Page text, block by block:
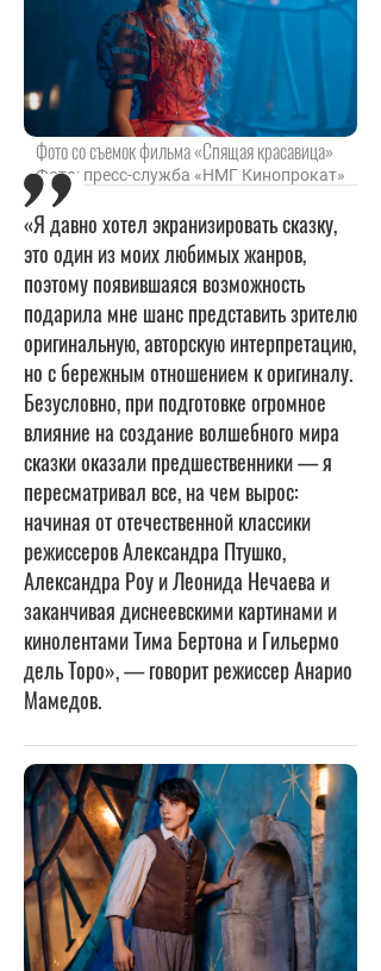
Фото со съемок фильма «Спящая красавица»
Фото: пресс-служба «НМГ Кинопрокат»
«Я давно хотел экранизировать сказку,
это один из моих любимых жанров,
поэтому появившаяся возможность
подарила мне шанс представить зрителю
оригинальную, авторскую интерпретацию,
но с бережным отношением к оригиналу.
Безусловно, при подготовке огромное
влияние на создание волшебного мира
сказки оказали предшественники — я
пересматривал все, на чем вырос:
начиная от отечественной классики
режиссеров Александра Птушко,
Александра Роу и Леонида Нечаева и
заканчивая диснеевскими картинами и
кинолентами Тима Бертона и Гильермо
дель Торо», — говорит режиссер Анарио
Мамедов.